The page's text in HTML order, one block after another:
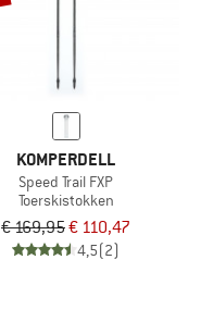
KOMPERDELL
Speed Trail FXP
Toerskistokken
€ 169,95€ 110,47
4,5(2)